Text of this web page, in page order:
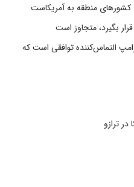
کشورهای منطقه به آمریکاست
بگیرد، متجاوز است
التماس‌کننده توافقی است که
ترازو